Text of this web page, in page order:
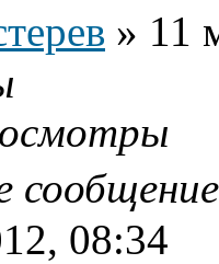
» 11
08:34